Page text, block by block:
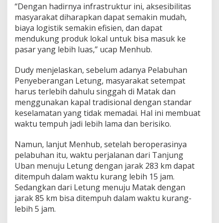
“Dengan hadirnya infrastruktur ini, aksesibilitas
masyarakat diharapkan dapat semakin mudah,
biaya logistik semakin efisien, dan dapat
mendukung produk lokal untuk bisa masuk ke
pasar yang lebih luas,” ucap Menhub.
Dudy menjelaskan, sebelum adanya Pelabuhan
Penyeberangan Letung, masyarakat setempat
harus terlebih dahulu singgah di Matak dan
menggunakan kapal tradisional dengan standar
keselamatan yang tidak memadai. Hal ini membuat
waktu tempuh jadi lebih lama dan berisiko.
Namun, lanjut Menhub, setelah beroperasinya
pelabuhan itu, waktu perjalanan dari Tanjung
Uban menuju Letung dengan jarak 283 km dapat
ditempuh dalam waktu kurang lebih 15 jam.
Sedangkan dari Letung menuju Matak dengan
jarak 85 km bisa ditempuh dalam waktu kurang-
lebih 5 jam.